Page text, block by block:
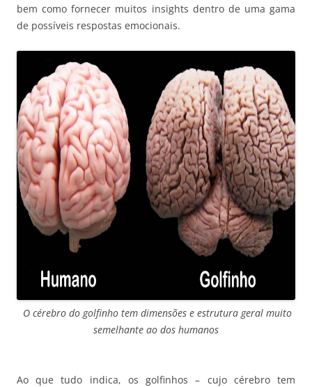
bem como fornecer muitos insights dentro de uma gama
de possíveis respostas emocionais.
O cérebro do golfinho tem dimensões e estrutura geral muito
semelhante ao dos humanos
Ao que tudo indica, os golfinhos – cujo cérebro tem